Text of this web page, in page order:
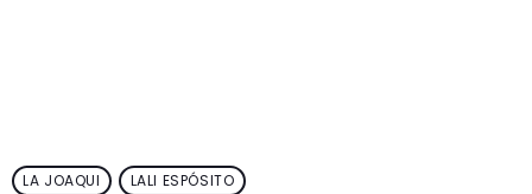
LA JOAQUI LALI ESPÓSITO